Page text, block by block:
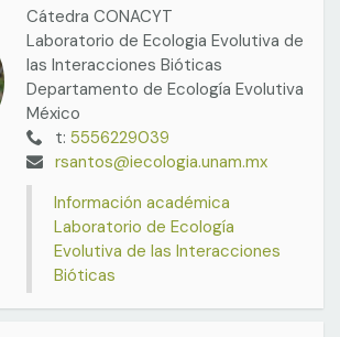
Cátedra CONACYT
Laboratorio de Ecologia Evolutiva de
las Interacciones Bióticas
Departamento de Ecología Evolutiva
México
t:5556229039
rsantos@iecologia.unam.mx
Información académica
Laboratorio de Ecología
Evolutiva de las Interacciones
Bióticas